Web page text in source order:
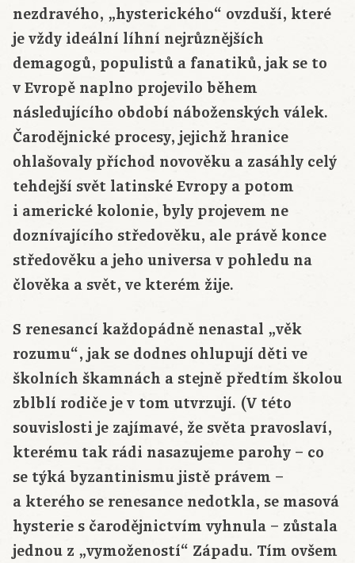
nezdravého, „hysterického“ ovzduší, které
je vždy ideální líhní nejrůznějších
demagogů, populistů a fanatiků, jak se to
v Evropě naplno projevilo během
následujícího období náboženských válek.
Čarodějnické procesy, jejichž hranice
ohlašovaly příchod novověku a zasáhly celý
tehdejší svět latinské Evropy a potom
i americké kolonie, byly projevem ne
doznívajícího středověku, ale právě konce
středověku a jeho universa v pohledu na
člověka a svět, ve kterém žije.
S renesancí každopádně nenastal „věk
rozumu“, jak se dodnes ohlupují děti ve
školních škamnách a stejně předtím školou
zblblí rodiče je v tom utvrzují. (V této
souvislosti je zajímavé, že světa pravoslaví,
kterému tak rádi nasazujeme parohy – co
se týká byzantinismu jistě právem –
a kterého se renesance nedotkla, se masová
hysterie s čarodějnictvím vyhnula – zůstala
jednou z „vymožeností“ Západu. Tím ovšem